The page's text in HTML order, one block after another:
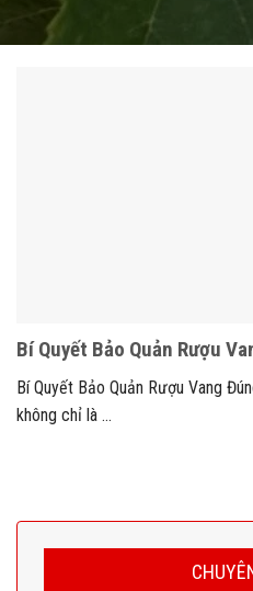
Bí Quyết Bảo Quản Rượu
Bí Quyết Bảo Quản Rượu Vang
không chỉ là ...